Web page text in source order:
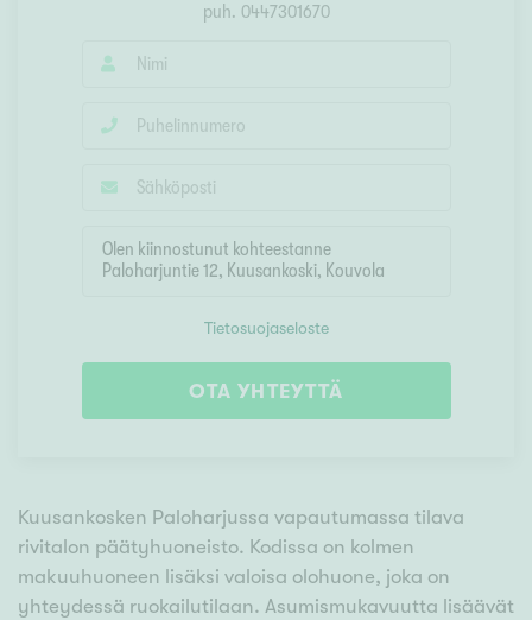
puh. 0447301670
Tietosuojaseloste
OTA YHTEYTTÄ
Kuusankosken Paloharjussa vapautumassa tilava
rivitalon päätyhuoneisto. Kodissa on kolmen
makuuhuoneen lisäksi valoisa olohuone, joka on
yhteydessä ruokailutilaan. Asumismukavuutta lisäävät